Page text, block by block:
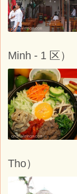
Minh - 1 区）
Tho）